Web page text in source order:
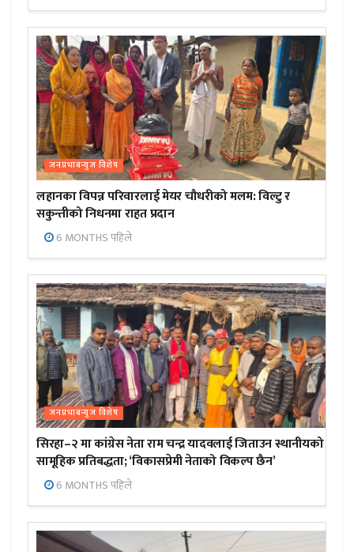
जनप्रभाबन्युज विशेष
लहानका विपन्न परिवारलाई मेयर चौधरीको मलम: विल्टु र
सकुन्तीको निधनमा राहत प्रदान
6 MONTHS पहिले
जनप्रभाबन्युज विशेष
सिरहा–२ मा कांग्रेस नेता राम चन्द्र यादवलाई जिताउन स्थानीयको
सामूहिक प्रतिबद्धता; ‘विकासप्रेमी नेताको विकल्प छैन’
6 MONTHS पहिले